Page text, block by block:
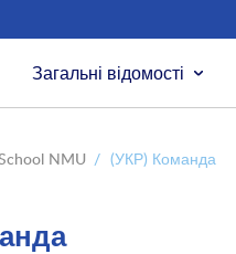
Загальні відомості
NMU / (УКР) Команда